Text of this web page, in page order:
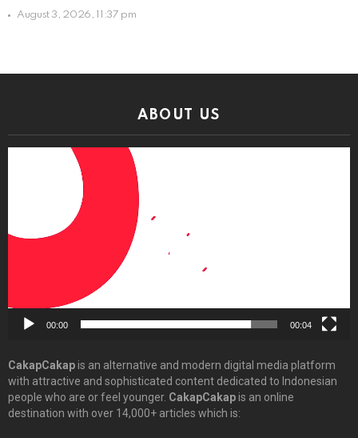
August 3, 2026, 11:37 pm
ABOUT US
00:00 00:04
CakapCakapis an alternative and modern digital media platform
with attractive and sophisticated content dedicated to Indonesian
people who are or feel younger. CakapCakapis an online
destination with over 14,000+ articles which is: